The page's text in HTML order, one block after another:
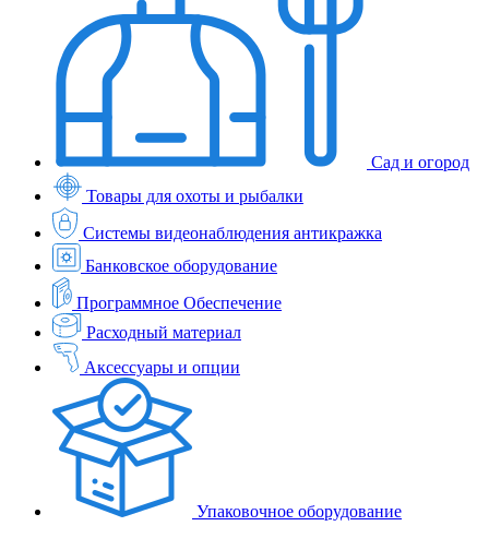
Сад и огород
Товары для охоты и рыбалки
Системы видеонаблюдения антикражка
Банковское оборудование
Программное Обеспечение
Расходный материал
Аксессуары и опции
Упаковочное оборудование